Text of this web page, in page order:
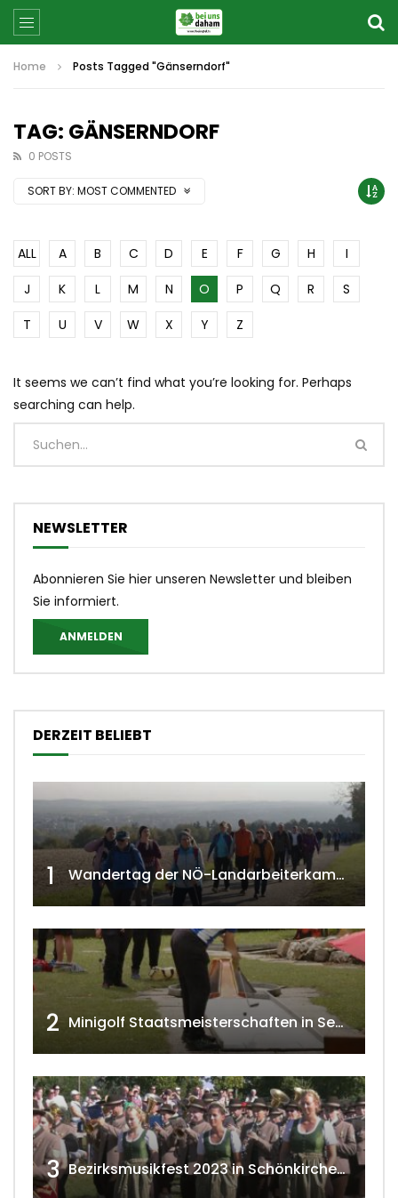
Home Posts Tagged "Gänserndorf"
TAG: GÄNSERNDORF
0 POSTS
SORT BY: MOST COMMENTED
ALL A B C D E F G H
I
J
K L M N O P Q R
S
T
U V W X Y Z
It seems we can’t find what you’re looking for. Perhaps
searching can help.
NEWSLETTER
Abonnieren Sie hier unseren Newsletter und bleiben
Sie informiert.
ANMELDEN
DERZEIT BELIEBT
1 Wandertag der NÖ-Landarbeiterkammer in Hollabrunn 2024
2 Minigolf Staatsmeisterschaften in Seefeld-Kadolz w4tv174
3 Bezirksmusikfest 2023 in Schönkirchen-Reyersdorf